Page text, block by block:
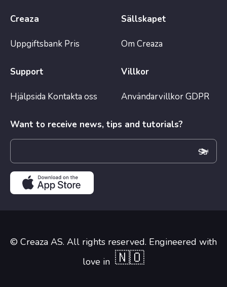
Creaza
Uppgiftsbank Pris
Sällskapet
Om Creaza
Support
Hjälpsida Kontakta oss
Villkor
AnvändarvillkorGDPR
Want to receive news, tips and tutorials?
© Creaza AS. All rights reserved. Engineered with
love in 🇳🇴